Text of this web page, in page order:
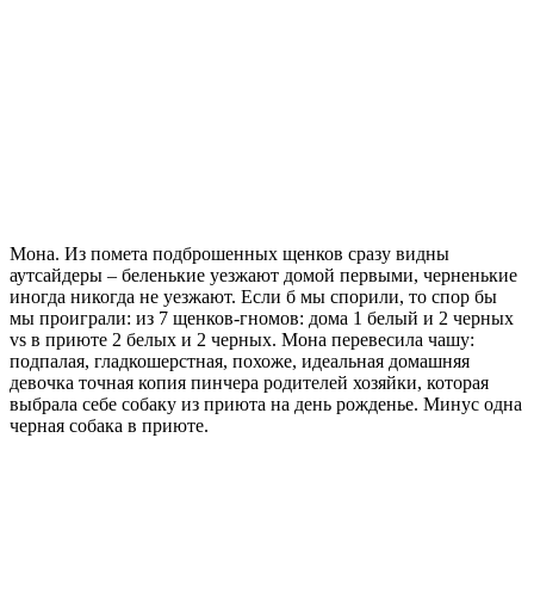
Мона. Из помета подброшенных щенков сразу видны
аутсайдеры – беленькие уезжают домой первыми, черненькие
иногда никогда не уезжают. Если б мы спорили, то спор бы
мы проиграли: из 7 щенков-гномов: дома 1 белый и 2 черных
vs в приюте 2 белых и 2 черных. Мона перевесила чашу:
подпалая, гладкошерстная, похоже, идеальная домашняя
девочка точная копия пинчера родителей хозяйки, которая
выбрала себе собаку из приюта на день рожденье. Минус одна
черная собака в приюте.